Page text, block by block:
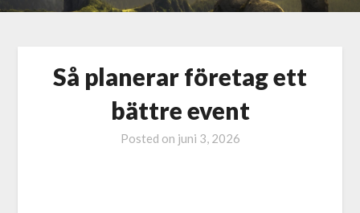
Så planerar företag ett
bättre event
Posted on juni 3, 2026